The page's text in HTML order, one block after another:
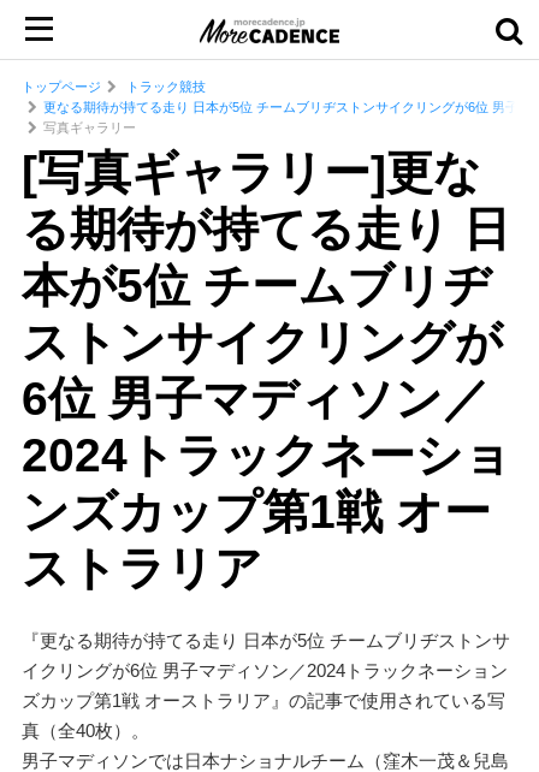
トップページ
トラック競技
更なる期待が持てる走り 日本が5位 チームブリヂストンサイクリングが6位 男子
写真ギャラリー
[写真ギャラリー]更な
る期待が持てる走り 日
本が5位 チームブリヂ
ストンサイクリングが
6位 男子マディソン／
2024トラックネーショ
ンズカップ第1戦 オー
ストラリア
『更なる期待が持てる走り 日本が5位 チームブリヂストンサ
イクリングが6位 男子マディソン／2024トラックネーション
ズカップ第1戦 オーストラリア』の記事で使用されている写
真（全40枚）。
男子マディソンでは日本ナショナルチーム（窪木一茂＆兒島